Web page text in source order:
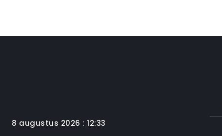
8 augustus 2026 : 12:33